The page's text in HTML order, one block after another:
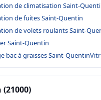
de climatisation Saint-
de fuites Saint-Quentin
de volets roulants Saint-
Saint-Quentin
bac à graisses Saint-Quentin